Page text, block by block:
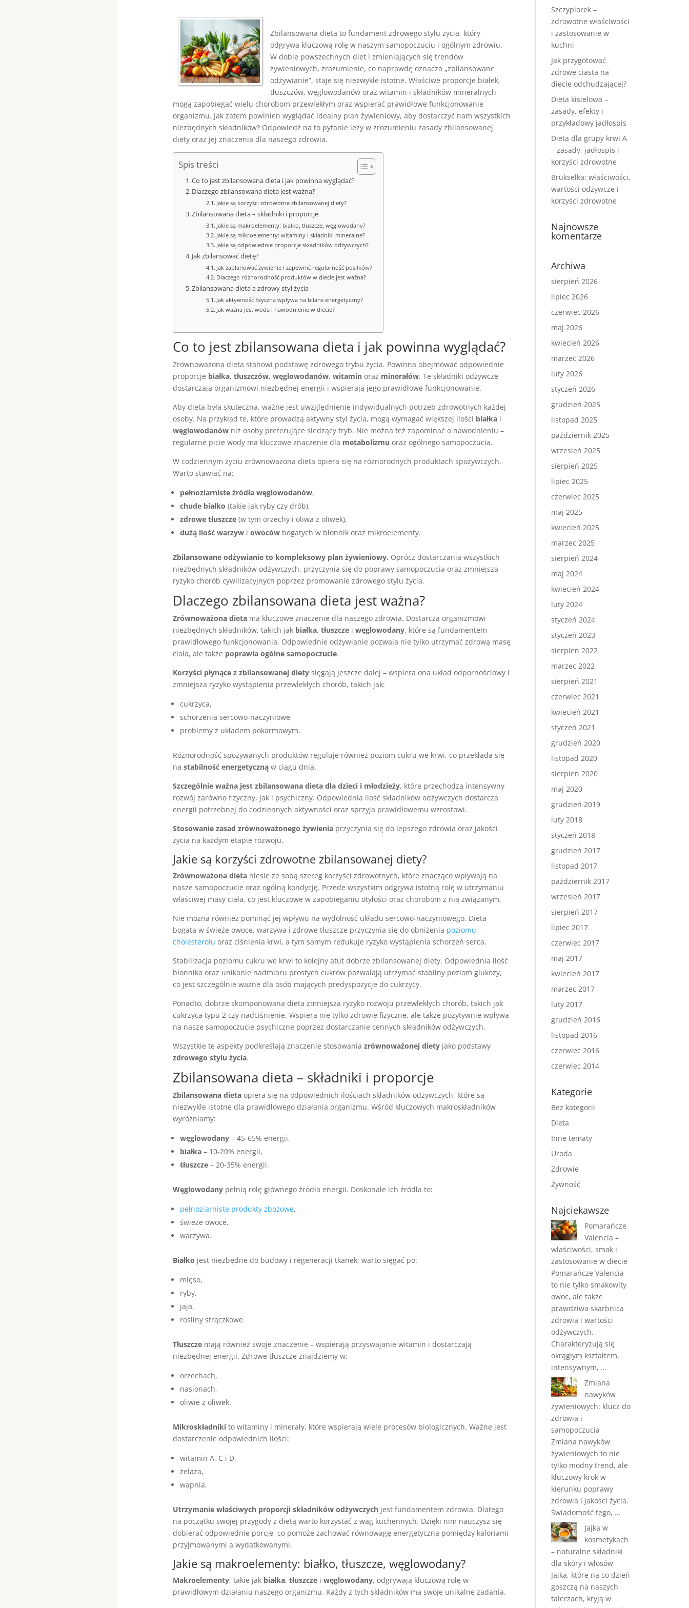
Zbilansowana dieta to fundament zdrowego stylu życia, który
odgrywa kluczową rolę w naszym samopoczuciu i ogólnym zdrowiu.
W dobie powszechnych diet i zmieniających się trendów
żywieniowych, zrozumienie, co naprawdę oznacza „zbilansowane
odżywianie”, staje się niezwykle istotne. Właściwe proporcje białek,
tłuszczów, węglowodanów oraz witamin i składników mineralnych
mogą zapobiegać wielu chorobom przewlekłym oraz wspierać prawidłowe funkcjonowanie
organizmu. Jak zatem powinien wyglądać idealny plan żywieniowy, aby dostarczyć nam wszystkich
niezbędnych składników? Odpowiedź na to pytanie leży w zrozumieniu zasady zbilansowanej
diety oraz jej znaczenia dla naszego zdrowia.
Spis treści
Co to jest zbilansowana dieta i jak powinna wyglądać?
Dlaczego zbilansowana dieta jest ważna?
Jakie są korzyści zdrowotne zbilansowanej diety?
Zbilansowana dieta – składniki i proporcje
Jakie są makroelementy: białko, tłuszcze, węglowodany?
Jakie są mikroelementy: witaminy i składniki mineralne?
Jakie są odpowiednie proporcje składników odżywczych?
Jak zbilansować dietę?
Jak zaplanować żywienie i zapewnić regularność posiłków?
Dlaczego różnorodność produktów w diecie jest ważna?
Zbilansowana dieta a zdrowy styl życia
Jak aktywność fizyczna wpływa na bilans energetyczny?
Jak ważna jest woda i nawodnienie w diecie?
Co to jest zbilansowana dieta i jak powinna wyglądać?
Zrównoważona dieta stanowi podstawę zdrowego trybu życia. Powinna obejmować odpowiednie
proporcje białka, tłuszczów, węglowodanów, witaminoraz minerałów. Te składniki odżywcze
dostarczają organizmowi niezbędnej energii i wspierają jego prawidłowe funkcjonowanie.
Aby dieta była skuteczna, ważne jest uwzględnienie indywidualnych potrzeb zdrowotnych każdej
osoby. Na przykład te, które prowadzą aktywny styl życia, mogą wymagać większej ilości białkai
węglowodanówniż osoby preferujące siedzący tryb. Nie można też zapominać o nawodnieniu –
regularne picie wody ma kluczowe znaczenie dla metabolizmu oraz ogólnego samopoczucia.
W codziennym życiu zrównoważona dieta opiera się na różnorodnych produktach spożywczych.
Warto stawiać na:
pełnoziarniste źródła węglowodanów,
chude białko (takie jak ryby czy drób),
zdrowe tłuszcze(w tym orzechy i oliwa z oliwek),
dużą ilość warzywi owocówbogatych w błonnik oraz mikroelementy.
Zbilansowane odżywianie to kompleksowy plan żywieniowy. Oprócz dostarczania wszystkich
niezbędnych składników odżywczych, przyczynia się do poprawy samopoczucia oraz zmniejsza
ryzyko chorób cywilizacyjnych poprzez promowanie zdrowego stylu życia.
Dlaczego zbilansowana dieta jest ważna?
Zrównoważona dietama kluczowe znaczenie dla naszego zdrowia. Dostarcza organizmowi
niezbędnych składników, takich jak białka, tłuszczei węglowodany, które są fundamentem
prawidłowego funkcjonowania. Odpowiednie odżywianie pozwala nie tylko utrzymać zdrową masę
ciała, ale także poprawia ogólne samopoczucie.
Korzyści płynące z zbilansowanej dietysięgają jeszcze dalej – wspiera ona układ odpornościowy i
zmniejsza ryzyko wystąpienia przewlekłych chorób, takich jak:
cukrzyca,
schorzenia sercowo-naczyniowe,
problemy z układem pokarmowym.
Różnorodność spożywanych produktów reguluje również poziom cukru we krwi, co przekłada się
na stabilność energetycznąw ciągu dnia.
Szczególnie ważna jest zbilansowana dieta dla dzieci i młodzieży, które przechodzą intensywny
rozwój zarówno fizyczny, jak i psychiczny. Odpowiednia ilość składników odżywczych dostarcza
energii potrzebnej do codziennych aktywności oraz sprzyja prawidłowemu wzrostowi.
Stosowanie zasad zrównoważonego żywieniaprzyczynia się do lepszego zdrowia oraz jakości
życia na każdym etapie rozwoju.
Jakie są korzyści zdrowotne zbilansowanej diety?
Zrównoważona dietaniesie ze sobą szereg korzyści zdrowotnych, które znacząco wpływają na
nasze samopoczucie oraz ogólną kondycję. Przede wszystkim odgrywa istotną rolę w utrzymaniu
właściwej masy ciała, co jest kluczowe w zapobieganiu otyłości oraz chorobom z nią związanym.
Nie można również pominąć jej wpływu na wydolność układu sercowo-naczyniowego. Dieta
bogata w świeże owoce, warzywa i zdrowe tłuszcze przyczynia się do obniżenia poziomu
cholesterolu oraz ciśnienia krwi, a tym samym redukuje ryzyko wystąpienia schorzeń serca.
Stabilizacja poziomu cukru we krwi to kolejny atut dobrze zbilansowanej diety. Odpowiednia ilość
błonnika oraz unikanie nadmiaru prostych cukrów pozwalają utrzymać stabilny poziom glukozy,
co jest szczególnie ważne dla osób mających predyspozycje do cukrzycy.
Ponadto, dobrze skomponowana dieta zmniejsza ryzyko rozwoju przewlekłych chorób, takich jak
cukrzyca typu 2 czy nadciśnienie. Wspiera nie tylko zdrowie fizyczne, ale także pozytywnie wpływa
na nasze samopoczucie psychiczne poprzez dostarczanie cennych składników odżywczych.
Wszystkie te aspekty podkreślają znaczenie stosowania zrównoważonej dietyjako podstawy
zdrowego stylu życia.
Zbilansowana dieta – składniki i proporcje
Zbilansowana dietaopiera się na odpowiednich ilościach składników odżywczych, które są
niezwykle istotne dla prawidłowego działania organizmu. Wśród kluczowych makroskładników
wyróżniamy:
węglowodany– 45-65% energii,
białka– 10-20% energii,
tłuszcze– 20-35% energii.
Węglowodanypełnią rolę głównego źródła energii. Doskonałe ich źródła to:
pełnoziarniste produkty zbożowe,
świeże owoce,
warzywa.
Białko jest niezbędne do budowy i regeneracji tkanek; warto sięgać po:
mięso,
ryby,
jaja,
rośliny strączkowe.
Tłuszczemają również swoje znaczenie – wspierają przyswajanie witamin i dostarczają
niezbędnej energii. Zdrowe tłuszcze znajdziemy w:
orzechach,
nasionach,
oliwie z oliwek.
Mikroskładnikito witaminy i minerały, które wspierają wiele procesów biologicznych. Ważne jest
dostarczenie odpowiednich ilości:
witamin A, C i D,
żelaza,
wapnia.
Utrzymanie właściwych proporcji składników odżywczychjest fundamentem zdrowia. Dlatego
na początku swojej przygody z dietą warto korzystać z wag kuchennych. Dzięki nim nauczysz się
dobierać odpowiednie porcje, co pomoże zachować równowagę energetyczną pomiędzy kaloriami
przyjmowanymi a wydatkowanymi.
Jakie są makroelementy: białko, tłuszcze, węglowodany?
Makroelementy, takie jak białka, tłuszczei węglowodany, odgrywają kluczową rolę w
prawidłowym działaniu naszego organizmu. Każdy z tych składników ma swoje unikalne zadania.
Szczypiorek –
zdrowotne właściwości
i zastosowanie w
kuchni
Jak przygotować
zdrowe ciasta na
diecie odchudzającej?
Dieta kisielowa –
zasady, efekty i
przykładowy jadłospis
Dieta dla grupy krwi A
– zasady, jadłospis i
korzyści zdrowotne
Brukselka: właściwości,
wartości odżywcze i
korzyści zdrowotne
Najnowsze
komentarze
Archiwa
sierpień 2026
lipiec 2026
czerwiec 2026
maj 2026
kwiecień 2026
marzec 2026
luty 2026
styczeń 2026
grudzień 2025
listopad 2025
październik 2025
wrzesień 2025
sierpień 2025
lipiec 2025
czerwiec 2025
maj 2025
kwiecień 2025
marzec 2025
sierpień 2024
maj 2024
kwiecień 2024
luty 2024
styczeń 2024
styczeń 2023
sierpień 2022
marzec 2022
sierpień 2021
czerwiec 2021
kwiecień 2021
styczeń 2021
grudzień 2020
listopad 2020
sierpień 2020
maj 2020
grudzień 2019
luty 2018
styczeń 2018
grudzień 2017
listopad 2017
październik 2017
wrzesień 2017
sierpień 2017
lipiec 2017
czerwiec 2017
maj 2017
kwiecień 2017
marzec 2017
luty 2017
grudzień 2016
listopad 2016
czerwiec 2016
czerwiec 2014
Kategorie
Bez kategorii
Dieta
Inne tematy
Uroda
Zdrowie
Żywność
Najciekawsze
Pomarańcze
Valencia –
właściwości, smak i
zastosowanie w diecie
Pomarańcze Valencia
to nie tylko smakowity
owoc, ale także
prawdziwa skarbnica
zdrowia i wartości
odżywczych.
Charakteryzują się
okrągłym kształtem,
intensywnym, …
Zmiana
nawyków
żywieniowych: klucz do
zdrowia i
samopoczucia
Zmiana nawyków
żywieniowych to nie
tylko modny trend, ale
kluczowy krok w
kierunku poprawy
zdrowia i jakości życia.
Świadomość tego, …
Jajka w
kosmetykach
– naturalne składniki
dla skóry i włosów
Jajka, które na co dzień
goszczą na naszych
talerzach, kryją w